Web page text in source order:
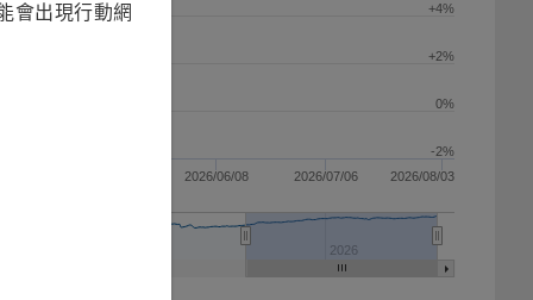
2026
2026/06/08 2026/07/06 2026/08/03
-2%
0%
+2%
+4%
會出現行動網